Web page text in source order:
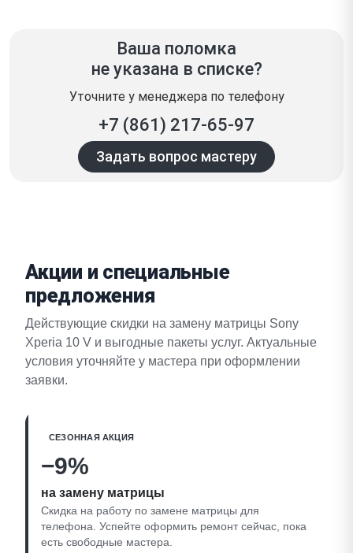
Ваша поломка
не указана в списке?
Уточните у менеджера по телефону
+7 (861) 217-65-97
Задать вопрос мастеру
Акции и специальные
предложения
Действующие скидки на замену матрицы Sony
Xperia 10 V и выгодные пакеты услуг. Актуальные
условия уточняйте у мастера при оформлении
заявки.
СЕЗОННАЯ АКЦИЯ
−9%
на замену матрицы
Скидка на работу по замене матрицы для
телефона. Успейте оформить ремонт сейчас, пока
есть свободные мастера.